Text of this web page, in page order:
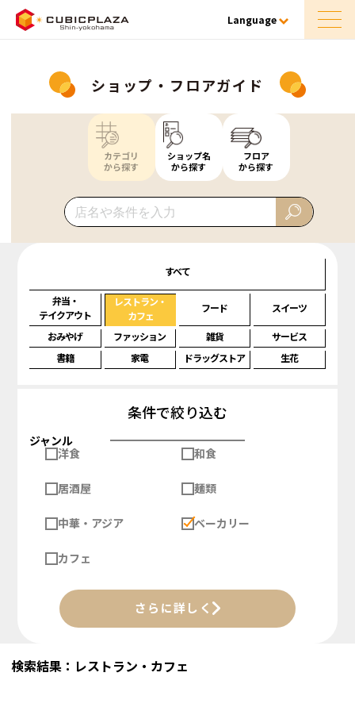
Language
ショップ・フロアガイド
カテゴリ
から探す
ショップ名
から探す
フロア
から探す
すべて
弁当・
テイクアウト
レストラン・
カフェ
フード スイーツ
おみやげ ファッション 雑貨
サービス
書籍
家電 ドラッグストア 生花
条件で絞り込む
ジャンル
洋食
和食
居酒屋 麺類
中華・アジア ベーカリー
カフェ
さらに詳しく
検索結果：レストラン・カフェ